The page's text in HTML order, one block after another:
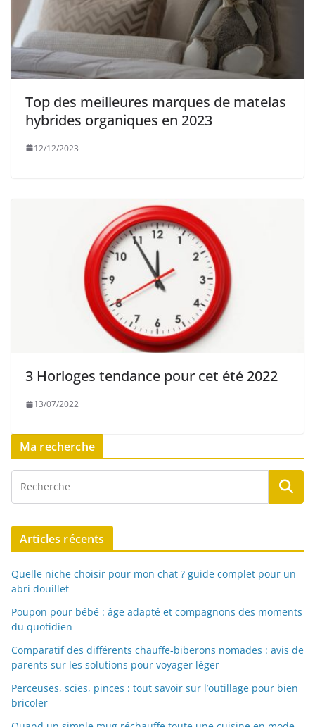
Top des meilleures marques de matelas
hybrides organiques en 2023
12/12/2023
3 Horloges tendance pour cet été 2022
13/07/2022
Ma recherche
Articles récents
Quelle niche choisir pour mon chat ? guide complet pour un
abri douillet
Poupon pour bébé : âge adapté et compagnons des moments
du quotidien
Comparatif des différents chauffe-biberons nomades : avis de
parents sur les solutions pour voyager léger
Perceuses, scies, pinces : tout savoir sur l’outillage pour bien
bricoler